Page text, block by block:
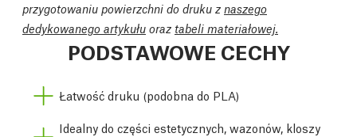
przygotowaniu powierzchni do druku z naszego
dedykowanego artykułu oraz tabeli materiałowej.
PODSTAWOWE CECHY
Łatwość druku (podobna do PLA)
Idealny do części estetycznych, wazonów, kloszy